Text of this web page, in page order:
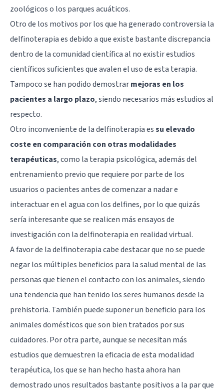
zoológicos o los parques acuáticos.
Otro de los motivos por los que ha generado controversia la
delfinoterapia es debido a que existe bastante discrepancia
dentro de la comunidad científica al no existir estudios
científicos suficientes que avalen el uso de esta terapia.
Tampoco se han podido demostrarmejoras en los
pacientes a largo plazo, siendo necesarios más estudios al
respecto.
Otro inconveniente de la delfinoterapia essu elevado
coste en comparación con otras modalidades
terapéuticas, como la terapia psicológica, además del
entrenamiento previo que requiere por parte de los
usuarios o pacientes antes de comenzar a nadar e
interactuar en el agua con los delfines, por lo que quizás
sería interesante que se realicen más ensayos de
investigación con la delfinoterapia en realidad virtual.
A favor de la delfinoterapia cabe destacar que no se puede
negar los múltiples beneficios para la salud mental de las
personas que tienen el contacto con los animales, siendo
una tendencia que han tenido los seres humanos desde la
prehistoria. También puede suponer un beneficio para los
animales domésticos que son bien tratados por sus
cuidadores. Por otra parte, aunque se necesitan más
estudios que demuestren la eficacia de esta modalidad
terapéutica, los que se han hecho hasta ahora han
demostrado unos resultados bastante positivos a la par que